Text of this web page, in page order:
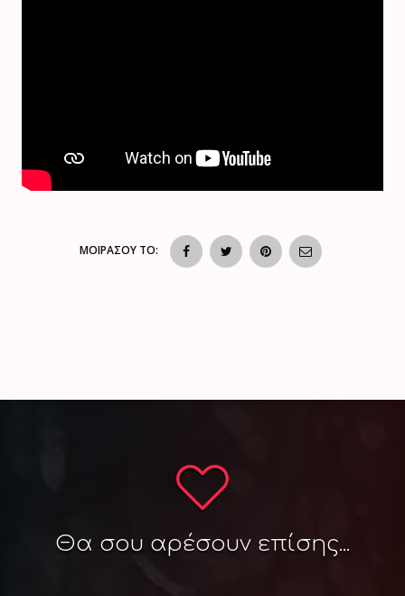
ΜΟΙΡΑΣΟΥ ΤΟ:
Θα σου αρέσουν επίσης...